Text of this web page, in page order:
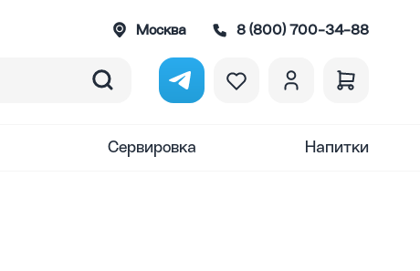
Москва 8 (800) 700-34-88
Сервировка Напитки